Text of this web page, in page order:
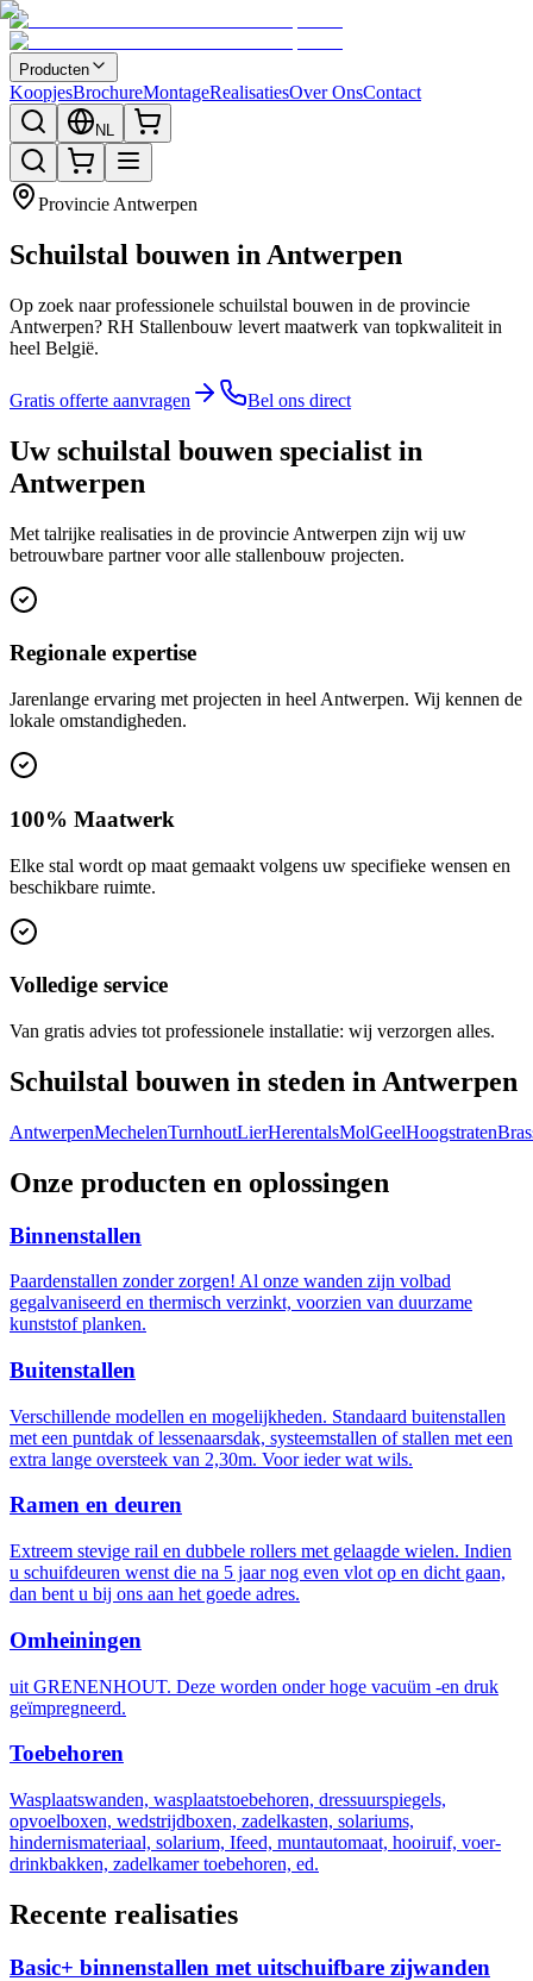
Producten
KoopjesBrochureMontageRealisatiesOver OnsContact
NL
Provincie Antwerpen
Schuilstal bouwen in Antwerpen
Op zoek naar professionele schuilstal bouwen in de provincie
Antwerpen? RH Stallenbouw levert maatwerk van topkwaliteit in
heel België.
Gratis offerte aanvragen Bel ons direct
Uw schuilstal bouwen specialist in
Antwerpen
Met talrijke realisaties in de provincie Antwerpen zijn wij uw
betrouwbare partner voor alle stallenbouw projecten.
Regionale expertise
Jarenlange ervaring met projecten in heel Antwerpen. Wij kennen de
lokale omstandigheden.
100% Maatwerk
Elke stal wordt op maat gemaakt volgens uw specifieke wensen en
beschikbare ruimte.
Volledige service
Van gratis advies tot professionele installatie: wij verzorgen alles.
Schuilstal bouwen in steden in Antwerpen
AntwerpenMechelenTurnhoutLierHerentalsMolGeelHoogstraten
Onze producten en oplossingen
Binnenstallen
Paardenstallen zonder zorgen! Al onze wanden zijn volbad
gegalvaniseerd en thermisch verzinkt, voorzien van duurzame
kunststof planken.
Buitenstallen
Verschillende modellen en mogelijkheden. Standaard buitenstallen
met een puntdak of lessenaarsdak, systeemstallen of stallen met een
extra lange oversteek van 2,30m. Voor ieder wat wils.
Ramen en deuren
Extreem stevige rail en dubbele rollers met gelaagde wielen. Indien
u schuifdeuren wenst die na 5 jaar nog even vlot op en dicht gaan,
dan bent u bij ons aan het goede adres.
Omheiningen
uit GRENENHOUT. Deze worden onder hoge vacuüm -en druk
geïmpregneerd.
Toebehoren
Wasplaatswanden, wasplaatstoebehoren, dressuurspiegels,
opvoelboxen, wedstrijdboxen, zadelkasten, solariums,
hindernismateriaal, solarium, Ifeed, muntautomaat, hooiruif, voer-
drinkbakken, zadelkamer toebehoren, ed.
Recente realisaties
Basic+ binnenstallen met uitschuifbare zijwanden